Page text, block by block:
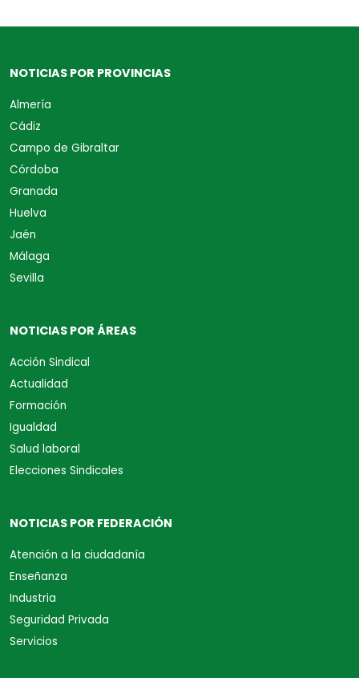
NOTICIAS POR PROVINCIAS
Almería
Cádiz
Campo de Gibraltar
Córdoba
Granada
Huelva
Jaén
Málaga
Sevilla
NOTICIAS POR ÁREAS
Acción Sindical
Actualidad
Formación
Igualdad
Salud laboral
Elecciones Sindicales
NOTICIAS POR FEDERACIÓN
Atención a la ciudadanía
Enseñanza
Industria
Seguridad Privada
Servicios